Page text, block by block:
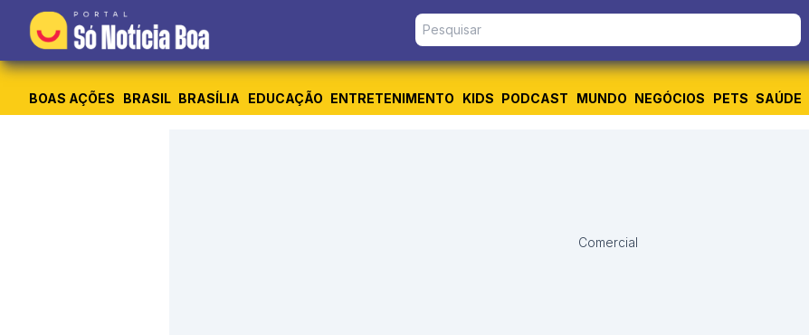
BOAS AÇÕES BRASIL BRASÍLIA EDUCAÇÃO ENTRETENIMENTO KIDS PODCAST MUNDO NEGÓCIOS PETS SAÚDE
Comercial